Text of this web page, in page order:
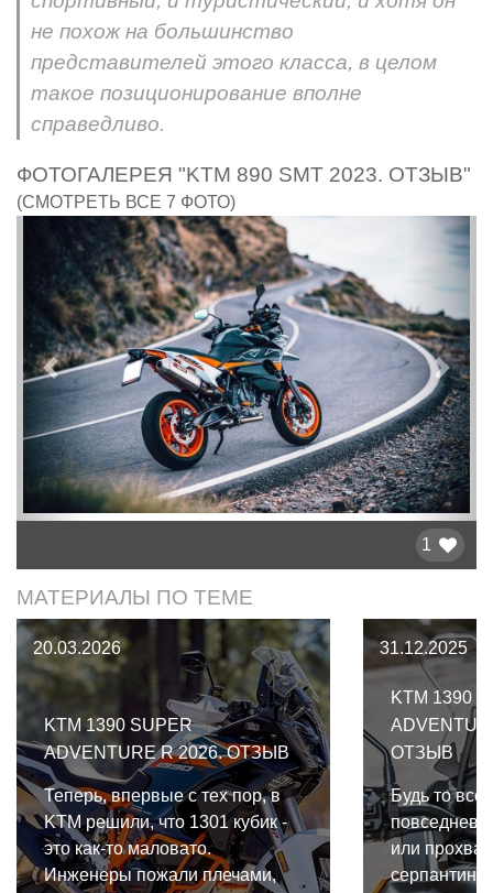
не похож на большинство
представителей этого класса, в целом
такое позиционирование вполне
справедливо.
ФОТОГАЛЕРЕЯ "KTM 890 SMT 2023. ОТЗЫВ"
(СМОТРЕТЬ ВСЕ 7 ФОТО)
Предыдущий
1
МАТЕРИАЛЫ ПО ТЕМЕ
20.03.2026
KTM 1390 SUPER
ADVENTURE R 2026. ОТЗЫВ
Теперь, впервые с тех пор, в
KTM решили, что 1301 кубик -
это как-то маловато.
Инженеры пожали плечами,
31.12.2025
KTM 1390
ОТЗЫВ
Будь то
или